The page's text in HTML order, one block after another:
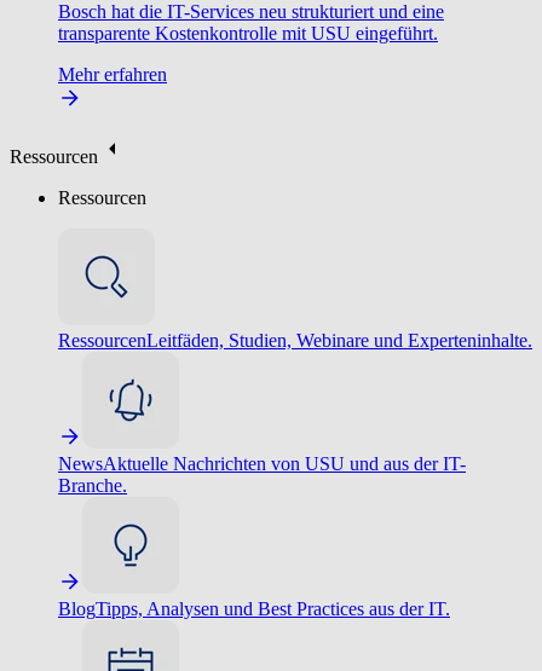
Bosch hat die IT-Services neu strukturiert und eine
transparente Kostenkontrolle mit USU eingeführt.
Mehr erfahren
Ressourcen
Ressourcen
RessourcenLeitfäden, Studien, Webinare und Experteninhalte.
NewsAktuelle Nachrichten von USU und aus der IT-
Branche.
BlogTipps, Analysen und Best Practices aus der IT.